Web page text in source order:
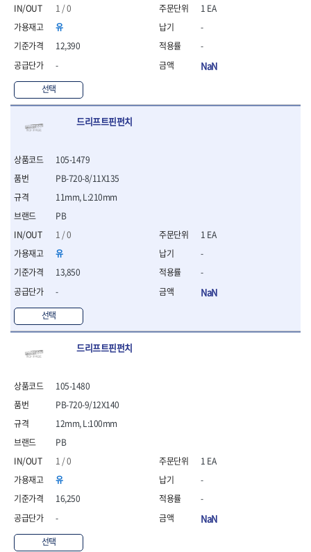
- 절연니퍼
- 절연가위
- 절연비트
- 절연라쳇렌치
- 절연라쳇렌치세트
- 절연볼트커터
- 기타
- 방폭연결대
- 방폭니퍼
- 방폭펜치
- 방폭플라이어
- 방폭가위
- 방폭스패너
- 방폭비트소켓
- 방폭아답타
- 방폭T렌치
- 방폭드라이버
- 방폭펀치
철공공구
- 볼트커터
- 핸드볼트커터
- 항공가위
- 클램프
- 망치
- 볼핀망치
- 함마망치
- 도끼
- 판금망치
1 / 0
유
12,390
-
선택
1 EA
-
-
NaN
드리프트핀펀치
105-1479
PB
1 / 0
유
13,850
-
선택
PB-720-8/11X135
11mm, L:210mm
1 EA
-
-
NaN
드리프트핀펀치
105-1480
PB
1 / 0
유
16,250
-
선택
PB-720-9/12X140
12mm, L:100mm
1 EA
-
-
NaN